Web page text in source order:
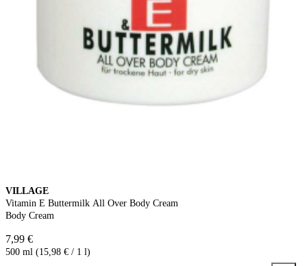
VILLAGE
Vitamin E Buttermilk All Over Body Cream
Body Cream
7,99 €
500 ml (15,98 € / 1 l)